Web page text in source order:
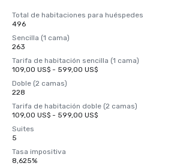
Total de habitaciones para huéspedes
496
Sencilla (1 cama)
263
Tarifa de habitación sencilla (1 cama)
109,00 US$ - 599,00 US$
Doble (2 camas)
228
Tarifa de habitación doble (2 camas)
109,00 US$ - 599,00 US$
Suites
5
Tasa impositiva
8,625%